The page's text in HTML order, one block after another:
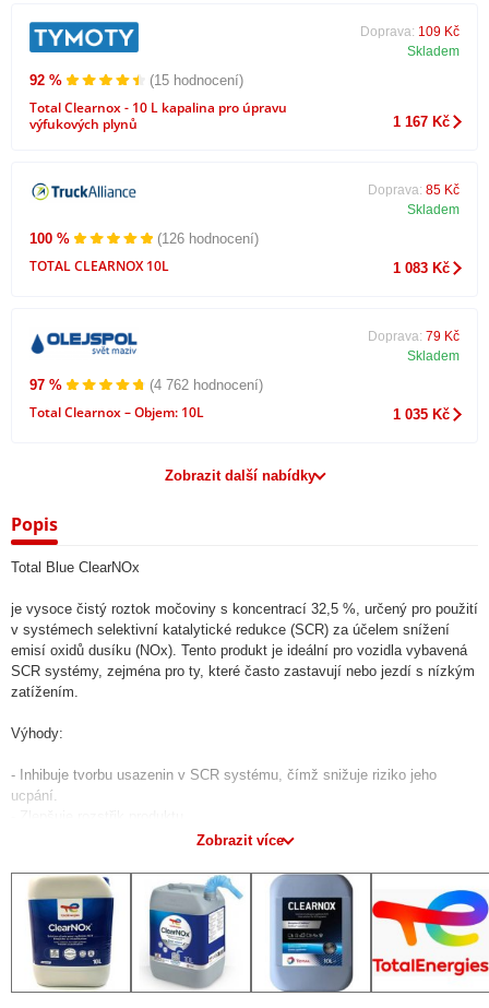
92 % (15 hodnocení)
Total Clearnox - 10 L kapalina pro úpravu
výfukových plynů
Doprava: 109 Kč
Skladem
1 167 Kč
100 % (126 hodnocení)
TOTAL CLEARNOX 10L
Doprava: 85 Kč
Skladem
1 083 Kč
97 % (4 762 hodnocení)
Total Clearnox – Objem: 10L
Doprava: 79 Kč
Skladem
1 035 Kč
Zobrazit další nabídky
Popis
Total Blue ClearNOx
je vysoce čistý roztok močoviny s koncentrací 32,5 %, určený pro použití
v systémech selektivní katalytické redukce (SCR) za účelem snížení
emisí oxidů dusíku (NOx). Tento produkt je ideální pro vozidla vybavená
SCR systémy, zejména pro ty, které často zastavují nebo jezdí s nízkým
zatížením.
Výhody:
- Inhibuje tvorbu usazenin v SCR systému, čímž snižuje riziko jeho
ucpání.
- Zajišťuje optimální provoz vozidla.
vlastnosti.
- Spotřeba Total Blue ClearNOx se pohybuje mezi 3 a 8 % spotřeby nafty,
v závislosti na konstrukci motoru a provozním cyklu.
Technické parametry:
- **Technologie:** Roztok na bázi močoviny
Zobrazit více